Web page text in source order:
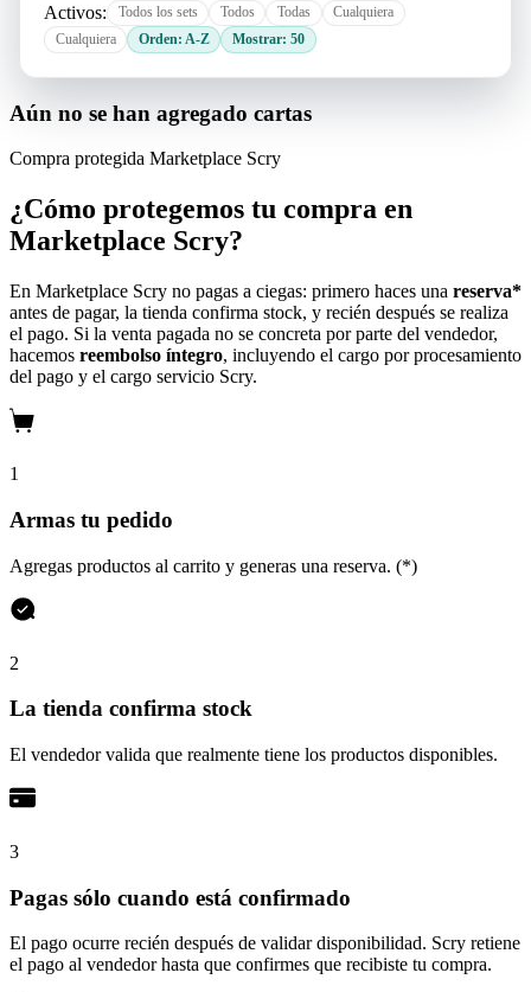
Activos: Todos los sets Todos Todas
Cualquiera
Cualquiera
Orden: A-Z Mostrar: 50
Aún no se han agregado cartas
Compra protegida Marketplace Scry
¿Cómo protegemos tu compra en
Marketplace Scry?
En Marketplace Scry no pagas a ciegas: primero haces una reserva*
antes de pagar, la tienda confirma stock, y recién después se realiza
el pago. Si la venta pagada no se concreta por parte del vendedor,
hacemos reembolso íntegro, incluyendo el cargo por procesamiento
del pago y el cargo servicio Scry.
1
Armas tu pedido
Agregas productos al carrito y generas una reserva. (*)
2
La tienda confirma stock
El vendedor valida que realmente tiene los productos disponibles.
3
Pagas sólo cuando está confirmado
El pago ocurre recién después de validar disponibilidad. Scry retiene
el pago al vendedor hasta que confirmes que recibiste tu compra.